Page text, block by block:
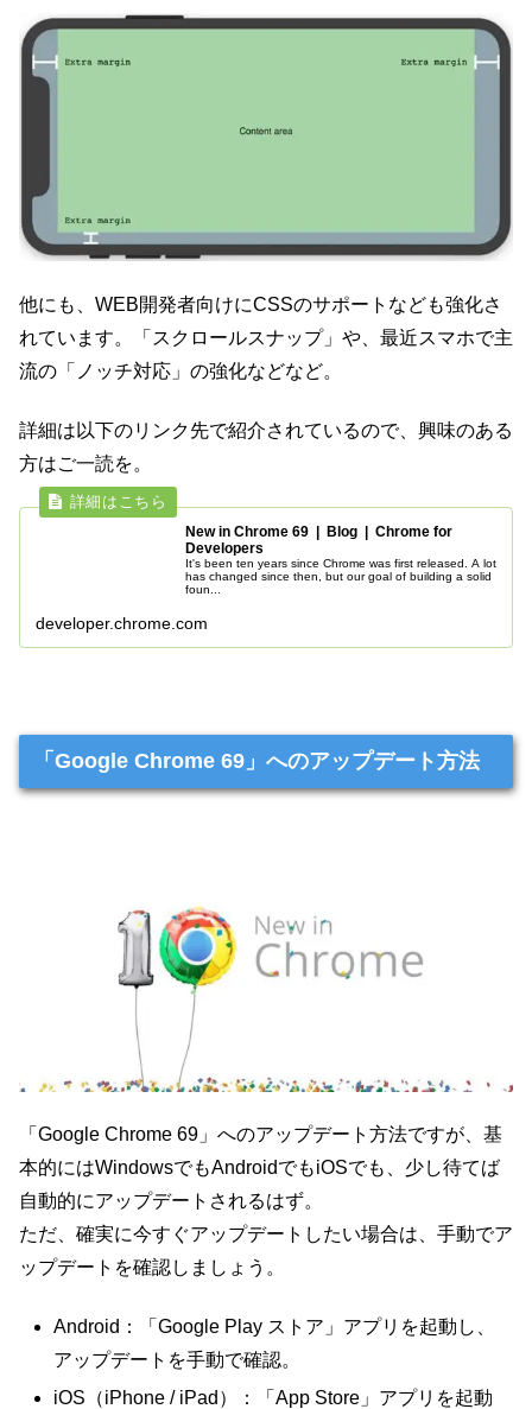
他にも、WEB開発者向けにCSSのサポートなども強化さ
れています。「スクロールスナップ」や、最近スマホで主
流の「ノッチ対応」の強化などなど。
詳細は以下のリンク先で紹介されているので、興味のある
方はご一読を。
New in Chrome 69 | Blog | Chrome for
Developers
It's been ten years since Chrome was first released. A lot
has changed since then, but our goal of building a solid
foun...
developer.chrome.com
「Google Chrome 69」へのアップデート方法
「Google Chrome 69」へのアップデート方法ですが、基
本的にはWindowsでもAndroidでもiOSでも、少し待てば
自動的にアップデートされるはず。
ただ、確実に今すぐアップデートしたい場合は、手動でア
ップデートを確認しましょう。
Android：「Google Play ストア」アプリを起動し、
アップデートを手動で確認。
iOS（iPhone / iPad）：「App Store」アプリを起動